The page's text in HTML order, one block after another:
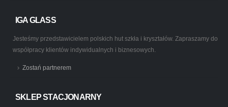
IGA GLASS
Jesteśmy przedstawicielem polskich hut szkła i kryształów. Zapraszamy do
współpracy klientów indywidualnych i biznesowych.
Zostań partnerem
SKLEP STACJONARNY